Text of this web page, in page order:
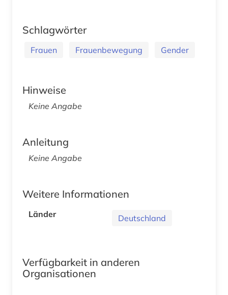
Schlagwörter
Frauen Frauenbewegung Gender
Hinweise
Keine Angabe
Anleitung
Keine Angabe
Weitere Informationen
Länder Deutschland
Verfügbarkeit in anderen
Organisationen